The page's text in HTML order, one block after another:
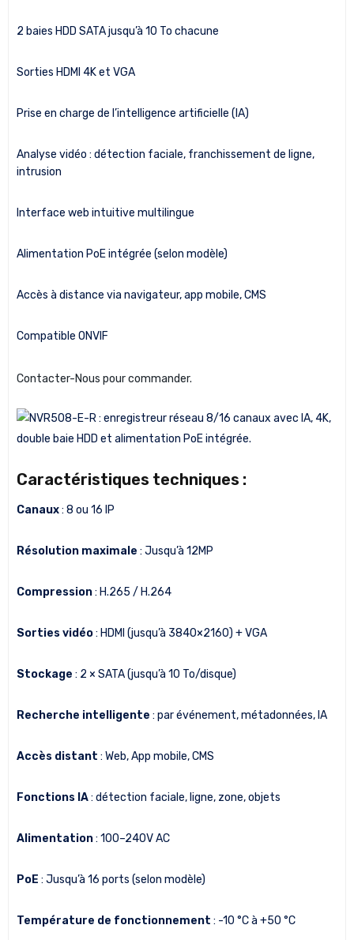
2 baies HDD SATA jusqu’à 10 To chacune
Sorties HDMI 4K et VGA
Prise en charge de l’intelligence artificielle (IA)
Analyse vidéo : détection faciale, franchissement de ligne,
intrusion
Interface web intuitive multilingue
Alimentation PoE intégrée (selon modèle)
Accès à distance via navigateur, app mobile, CMS
Compatible ONVIF
Contacter-Nous pour commander.
Caractéristiques techniques :
Canaux: 8 ou 16 IP
Résolution maximale : Jusqu’à 12MP
Compression: H.265 / H.264
Sorties vidéo: HDMI (jusqu’à 3840×2160) + VGA
Stockage : 2 × SATA (jusqu’à 10 To/disque)
Recherche intelligente : par événement, métadonnées, IA
Accès distant : Web, App mobile, CMS
Fonctions IA: détection faciale, ligne, zone, objets
Alimentation: 100–240V AC
PoE : Jusqu’à 16 ports (selon modèle)
Température de fonctionnement : -10 °C à +50 °C